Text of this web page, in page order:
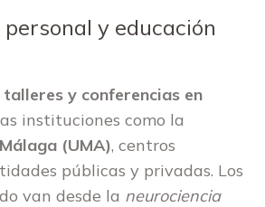
y educación
talleres y conferencias en
instituciones como la
(UMA), centros
públicas y privadas. Los
van desde la neurociencia